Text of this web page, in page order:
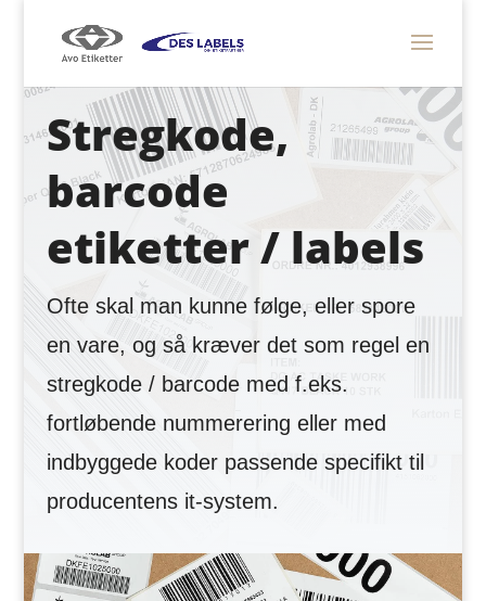
Stregkode,
barcode
etiketter / labels
Ofte skal man kunne følge, eller spore
en vare, og så kræver det som regel en
stregkode / barcode med f.eks.
fortløbende nummerering eller med
indbyggede koder passende specifikt til
producentens it-system.